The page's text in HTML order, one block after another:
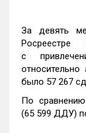
За девять
с
относительно
было 57 267
По
(65 599 ДДУ)